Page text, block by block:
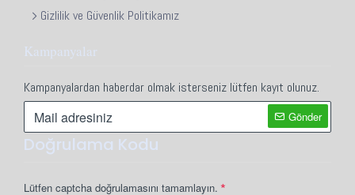
Gizlilik ve Güvenlik Politikamız
Kampanyalar
Kampanyalardan haberdar olmak isterseniz lütfen kayıt olunuz.
Gönder
Doğrulama Kodu
Lütfen captcha doğrulamasını tamamlayın.